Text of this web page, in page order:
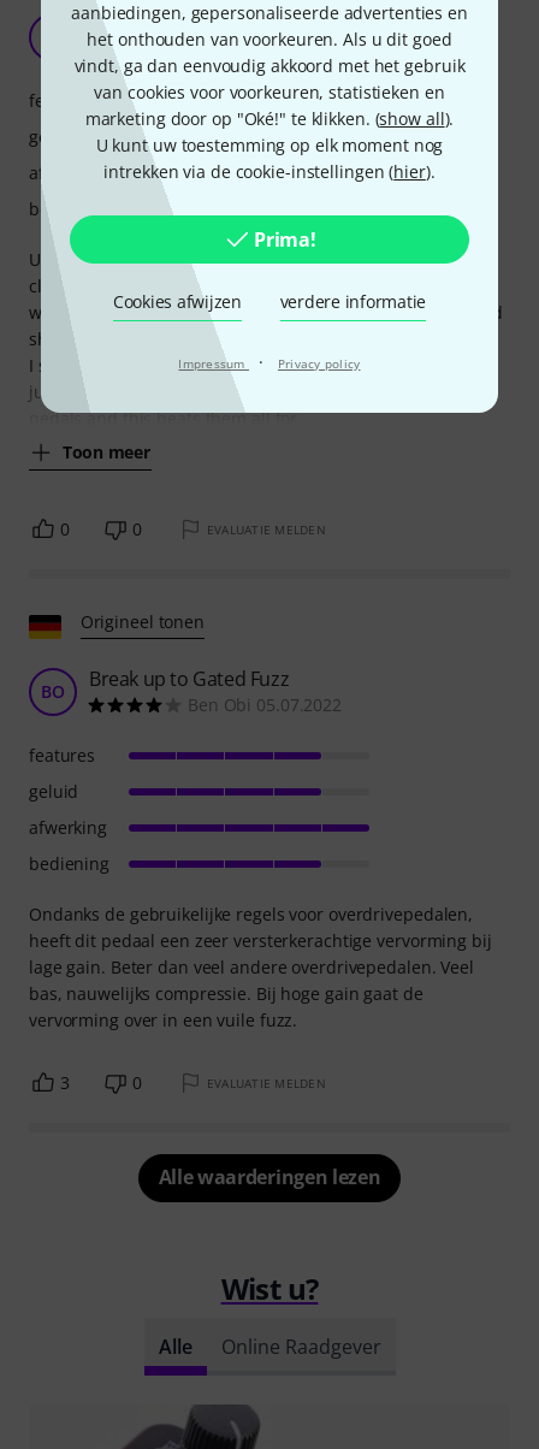
aanbiedingen, gepersonaliseerde advertenties en
het onthouden van voorkeuren. Als u dit goed
vindt, ga dan eenvoudig akkoord met het gebruik
van cookies voor voorkeuren, statistieken en
marketing door op "Oké!" te klikken. (show all).
U kunt uw toestemming op elk moment nog
intrekken via de cookie-instellingen (hier).
Prima!
Cookies afwijzen verdere informatie
Impressum · Privacy policy
Simple gritty preamp
Andy Cassidy 28.04.2026
Used on bass, passive 5 string Squier CV. This goes from a
clean boost to a really extreme, splatty destroyed fuzz tone
while retaining the low end of the EQ. It adds a bit of sound
shaping but in a nice way.
I set it to boost volume a bit, colour it with warmth and add
just a tiny bit of grittiness. I have tried many overdrive
pedals and this beats them all for
Toon meer
features
geluid
afwerking
bediening
0 0 EVALUATIE MELDEN
Origineel tonen
BO Break up to Gated Fuzz
Ben Obi 05.07.2022
Ondanks de gebruikelijke regels voor overdrivepedalen,
heeft dit pedaal een zeer versterkerachtige vervorming bij
lage gain. Beter dan veel andere overdrivepedalen. Veel
bas, nauwelijks compressie. Bij hoge gain gaat de
vervorming over in een vuile fuzz.
features
geluid
afwerking
bediening
3 0 EVALUATIE MELDEN
Alle waarderingen lezen
Wist u?
Alle Online Raadgever